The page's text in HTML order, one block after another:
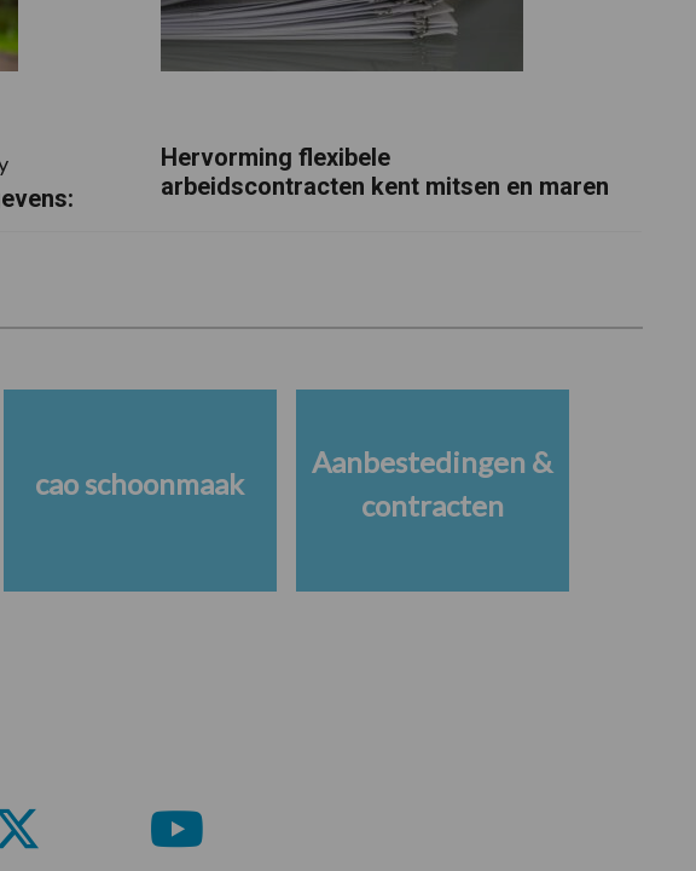
Hervorming flexibele
arbeidscontracten kent mitsen en maren
cao schoonmaak
Aanbestedingen &
contracten